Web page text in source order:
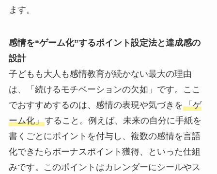
ます。
感情を“ゲーム化”するポイント設定法と達成感の
設計
子どもも大人も感情教育が続かない最大の理由
は、「続けるモチベーションの欠如」です。ここ
でおすすめするのは、感情の表現や気づきを「ゲ
ーム化」すること。例えば、未来の自分に手紙を
書くごとにポイントを付与し、複数の感情を言語
化できたらボーナスポイント獲得、といった仕組
みです。このポイントはカレンダーにシールやス